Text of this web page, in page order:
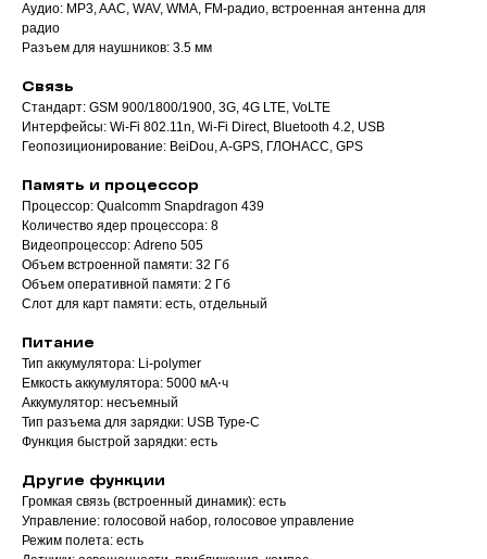
Аудио: MP3, AAC, WAV, WMA, FM-радио, встроенная антенна для
радио
Разъем для наушников: 3.5 мм
Связь
Стандарт: GSM 900/1800/1900, 3G, 4G LTE, VoLTE
Интерфейсы: Wi-Fi 802.11n, Wi-Fi Direct, Bluetooth 4.2, USB
Геопозиционирование: BeiDou, A-GPS, ГЛОНАСС, GPS
Память и процессор
Процессор: Qualcomm Snapdragon 439
Количество ядер процессора: 8
Видеопроцессор: Adreno 505
Объем встроенной памяти: 32 Гб
Объем оперативной памяти: 2 Гб
Слот для карт памяти: есть, отдельный
Питание
Тип аккумулятора: Li-polymer
Емкость аккумулятора: 5000 мА⋅ч
Аккумулятор: несъемный
Тип разъема для зарядки: USB Type-C
Функция быстрой зарядки: есть
Другие функции
Громкая связь (встроенный динамик): есть
Управление: голосовой набор, голосовое управление
Режим полета: есть